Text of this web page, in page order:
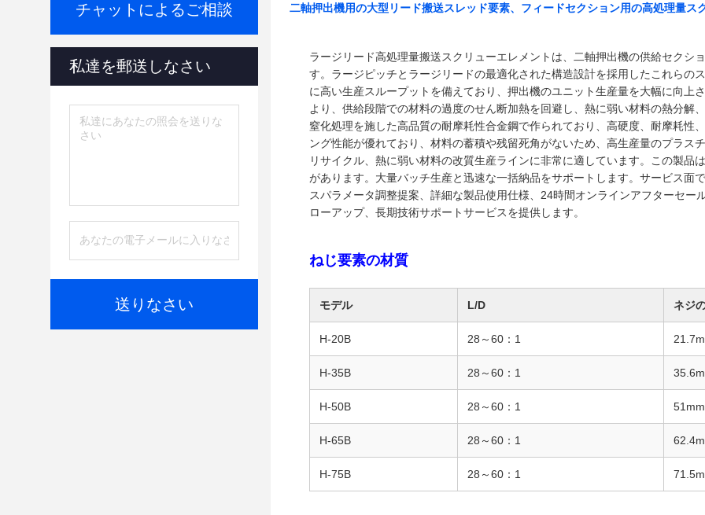
チャットによるご相談
私達を郵送しなさい
送りなさい
二軸押出機用の大型リード搬送スレッド要素、フィードセクション用の高処理量ス
ラージリード高処理量搬送スクリューエレメントは、二軸押出機の供給セクシ
す。ラージピッチとラージリードの最適化された構造設計を採用したこれらの
に高い生産スループットを備えており、押出機のユニット生産量を大幅に向上
より、供給段階での材料の過度のせん断加熱を回避し、熱に弱い材料の熱分解
窒化処理を施した高品質の耐摩耗性合金鋼で作られており、高硬度、耐摩耗性
ング性能が優れており、材料の蓄積や残留死角がないため、高生産量のプラス
リサイクル、熱に弱い材料の改質生産ラインに非常に適しています。この製品
があります。大量バッチ生産と迅速な一括納品をサポートします。サービス面
スパラメータ調整提案、詳細な製品使用仕様、24時間オンラインアフターセ
ローアップ、長期技術サポートサービスを提供します。
ねじ要素の材質
モデル L/D ネジ
H-20B 28～60：1
H-35B 28～60：1
H-50B 28～60：1 51mm
H-65B 28～60：1
H-75B 28～60：1